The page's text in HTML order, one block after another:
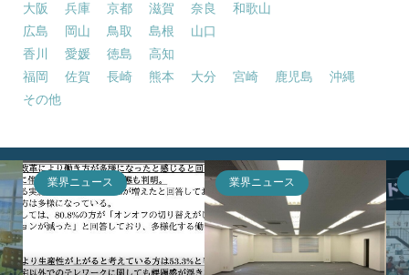
大阪
兵庫 京都 滋賀 奈良
和歌山
広島
岡山 鳥取 島根
山口
香川
愛媛 徳島
高知
福岡
佐賀 長崎 熊本 大分 宮崎 鹿児島
沖縄
その他
業界ニュース 業界ニュース